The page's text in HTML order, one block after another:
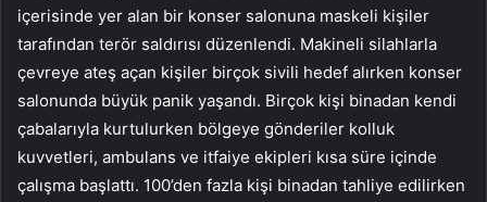
içerisinde yer alan bir konser salonuna maskeli kişiler
tarafından terör saldırısı düzenlendi. Makineli silahlarla
çevreye ateş açan kişiler birçok sivili hedef alırken konser
salonunda büyük panik yaşandı. Birçok kişi binadan kendi
çabalarıyla kurtulurken bölgeye gönderiler kolluk
kuvvetleri, ambulans ve itfaiye ekipleri kısa süre içinde
çalışma başlattı. 100’den fazla kişi binadan tahliye edilirken